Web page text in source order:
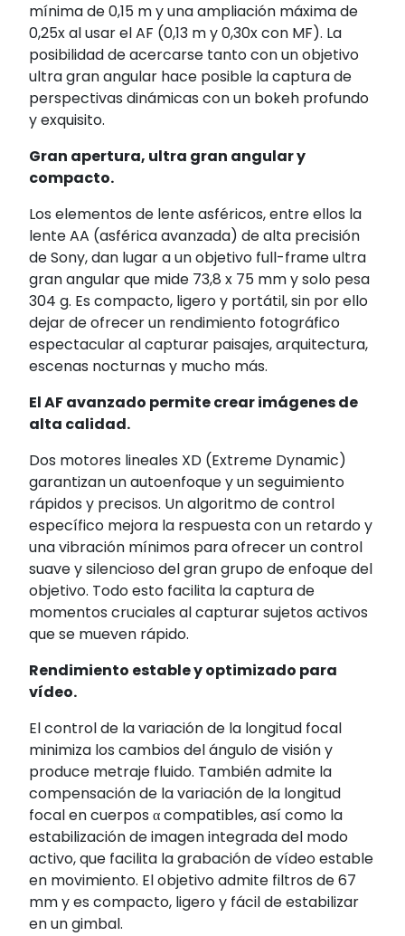
mínima de 0,15 m y una ampliación máxima de
0,25x al usar el AF (0,13 m y 0,30x con MF). La
posibilidad de acercarse tanto con un objetivo
ultra gran angular hace posible la captura de
perspectivas dinámicas con un bokeh profundo
y exquisito.
Gran apertura, ultra gran angular y
compacto.
Los elementos de lente asféricos, entre ellos la
lente AA (asférica avanzada) de alta precisión
de Sony, dan lugar a un objetivo full-frame ultra
gran angular que mide 73,8 x 75 mm y solo pesa
304 g. Es compacto, ligero y portátil, sin por ello
dejar de ofrecer un rendimiento fotográfico
espectacular al capturar paisajes, arquitectura,
escenas nocturnas y mucho más.
El AF avanzado permite crear imágenes de
alta calidad.
Dos motores lineales XD (Extreme Dynamic)
garantizan un autoenfoque y un seguimiento
rápidos y precisos. Un algoritmo de control
específico mejora la respuesta con un retardo y
una vibración mínimos para ofrecer un control
suave y silencioso del gran grupo de enfoque del
objetivo. Todo esto facilita la captura de
momentos cruciales al capturar sujetos activos
que se mueven rápido.
Rendimiento estable y optimizado para
vídeo.
El control de la variación de la longitud focal
minimiza los cambios del ángulo de visión y
produce metraje fluido. También admite la
compensación de la variación de la longitud
focal en cuerpos α compatibles, así como la
estabilización de imagen integrada del modo
activo, que facilita la grabación de vídeo estable
en movimiento. El objetivo admite filtros de 67
mm y es compacto, ligero y fácil de estabilizar
en un gimbal.